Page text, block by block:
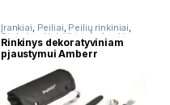
Įrankiai, Peiliai, Peilių rinkiniai,
Stalo įrankiai, Virtuvės įrankių
rinkiniai
Rinkinys dekoratyviniam
pjaustymui Amberr